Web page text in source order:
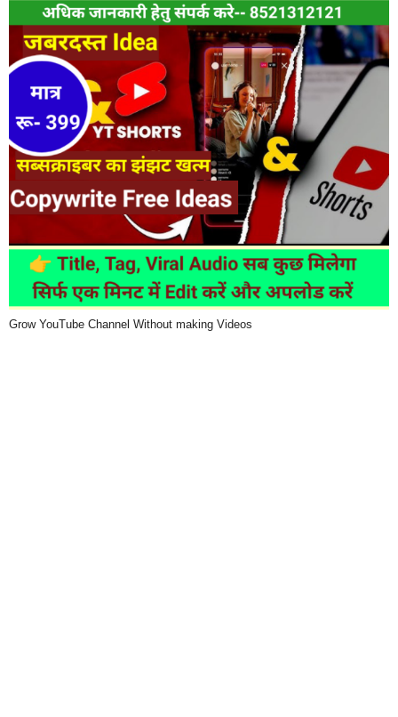
Grow YouTube Channel Without making Videos